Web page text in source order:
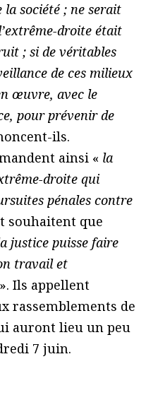
société ; ne serait
droite était
; si de véritables
de ces milieux
œuvre, avec le
pour prévenir de
ils.
ainsi « la
droite qui
pénales contre
souhaitent que
justice puisse faire
travail et
». Ils appellent
rassemblements de
auront lieu un peu
7 juin.